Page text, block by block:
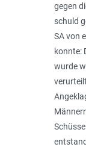
gegen
schuld
SA von
konnte:
wurde